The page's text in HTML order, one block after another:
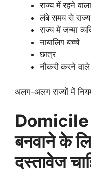
राज्य में रहने
लंबे समय से राज्य
राज्य में जन्मा
नाबालिग बच्चे
छात्र
नौकरी करने
अलग-अलग राज्यों में
बनवाने के
दस्तावेज